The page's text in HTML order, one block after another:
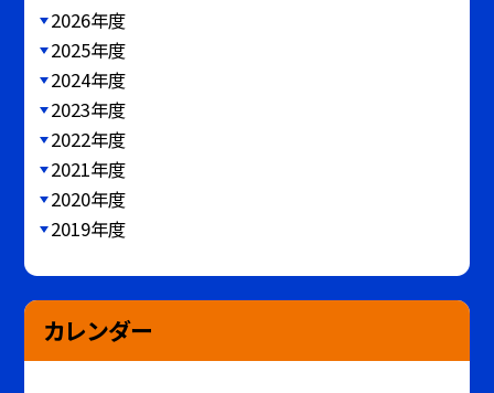
2026年度
2025年度
2024年度
2023年度
2022年度
2021年度
2020年度
2019年度
カレンダー